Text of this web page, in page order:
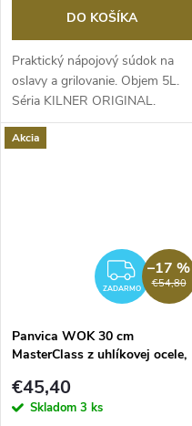
DO KOŠÍKA
Praktický nápojový súdok na
oslavy a grilovanie. Objem 5L.
Séria KILNER ORIGINAL.
Akcia
ZADARMO €54,80
–17 %
Panvica WOK 30 cm
MasterClass z uhlíkovej ocele,
€45,40
Skladom 3 ks